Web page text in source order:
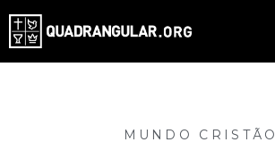
MUNDO CRISTÃO